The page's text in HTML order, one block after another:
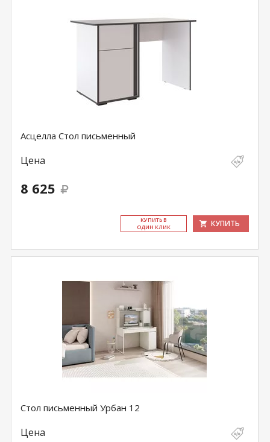
Асцелла Стол письменный
Цена
8 625
КУ­ПИТЬ В
ОДИН КЛИК
КУПИТЬ
Стол письменный Урбан 12
Цена